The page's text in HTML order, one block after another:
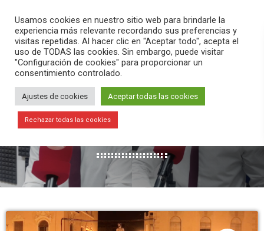
search menu pause PLAY
MES: ABRIL 2019
Usamos cookies en nuestro sitio web para brindarle la
experiencia más relevante recordando sus preferencias y
visitas repetidas. Al hacer clic en "Aceptar todo", acepta el
uso de TODAS las cookies. Sin embargo, puede visitar
"Configuración de cookies" para proporcionar un
consentimiento controlado.
Ajustes de cookies Aceptar todas las cookies
Rechazar todas las cookies